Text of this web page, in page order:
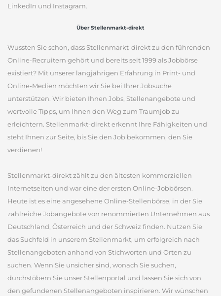
LinkedIn und Instagram.
Über Stellenmarkt-direkt
Wussten Sie schon, dass Stellenmarkt-direkt zu den führenden
Online-Recruitern gehört und bereits seit 1999 als Jobbörse
existiert? Mit unserer langjährigen Erfahrung in Print- und
Online-Medien möchten wir Sie bei Ihrer Jobsuche
unterstützen. Wir bieten Ihnen Jobs, Stellenangebote und
wertvolle Tipps, um Ihnen den Weg zum Traumjob zu
erleichtern. Stellenmarkt-direkt erkennt Ihre Fähigkeiten und
steht Ihnen zur Seite, bis Sie den Job bekommen, den Sie
verdienen!
Stellenmarkt-direkt zählt zu den ältesten kommerziellen
Internetseiten und war eine der ersten Online-Jobbörsen.
Heute ist es eine angesehene Online-Stellenbörse, in der Sie
zahlreiche Jobangebote von renommierten Unternehmen aus
Deutschland, Österreich und der Schweiz finden. Nutzen Sie
das Suchfeld in unserem Stellenmarkt, um erfolgreich nach
Stellenangeboten anhand von Stichworten und Orten zu
suchen. Wenn Sie unsicher sind, wonach Sie suchen,
durchstöbern Sie unser Stellenportal und lassen Sie sich von
den gefundenen Stellenangeboten inspirieren. Wir wünschen